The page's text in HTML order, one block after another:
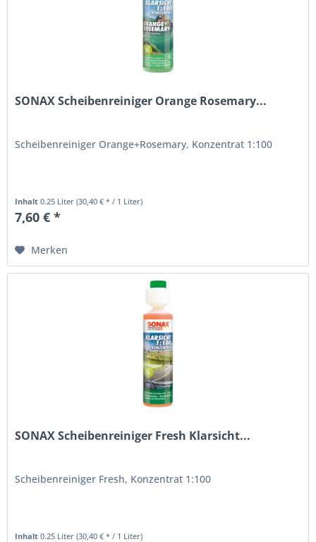
SONAX Scheibenreiniger Orange Rosemary...
Scheibenreiniger Orange+Rosemary, Konzentrat 1:100
Inhalt0.25 Liter(30,40 € * / 1 Liter)
7,60 € *
Merken
SONAX Scheibenreiniger Fresh Klarsicht...
Scheibenreiniger Fresh, Konzentrat 1:100
Inhalt0.25 Liter(30,40 € * / 1 Liter)